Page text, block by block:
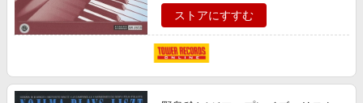
ストアにすすむ